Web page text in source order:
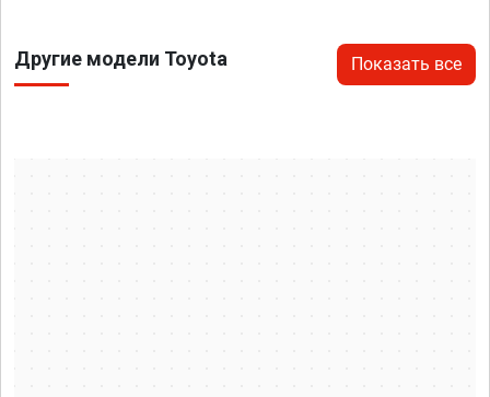
Другие модели Toyota Показать все